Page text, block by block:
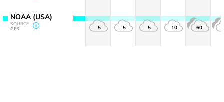
NOAA (USA)
SOURCE
GFS
5 5 5 10 60